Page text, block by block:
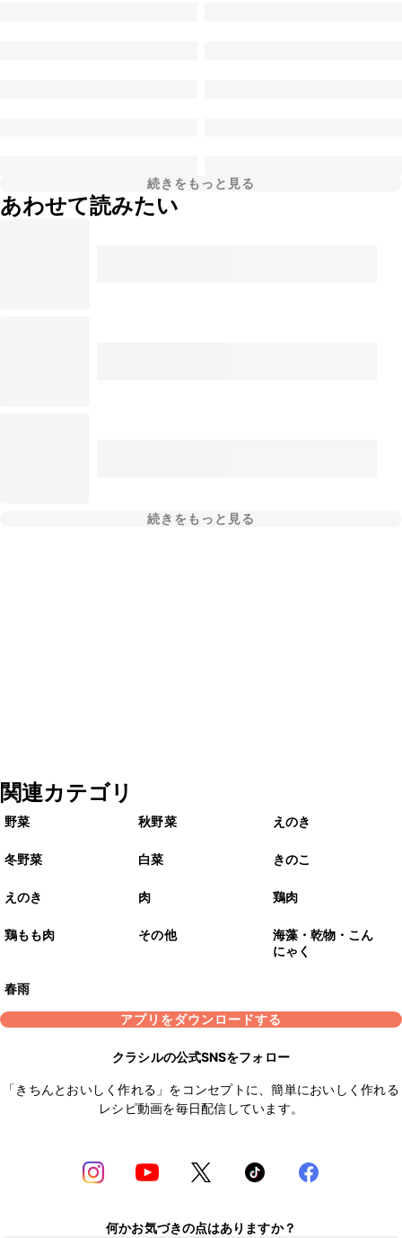
続きをもっと見る
あわせて読みたい
続きをもっと見る
関連カテゴリ
野菜 秋野菜 えのき
冬野菜 白菜 きのこ
えのき 肉 鶏肉
鶏もも肉 その他
海藻・乾物・こん
にゃく
春雨
アプリをダウンロードする
クラシルの公式SNSをフォロー
「きちんとおいしく作れる」をコンセプトに、簡単においしく作れる
レシピ動画を毎日配信しています。
何かお気づきの点はありますか？